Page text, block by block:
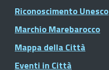
Riconoscimento Unesco
Marchio Marebarocco
Mappa della Città
Eventi in Città